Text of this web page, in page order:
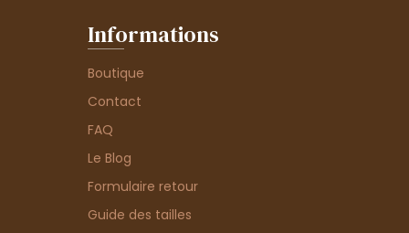
Informations
Boutique
Contact
FAQ
Le Blog
Formulaire retour
Guide des tailles